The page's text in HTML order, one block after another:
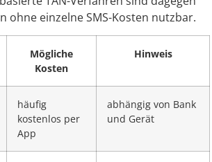
ohne einzelne SMS-Kosten nutzbar.
Mögliche
Kosten
Hinweis
häufig
kostenlos per
App
abhängig von Bank
und Gerät